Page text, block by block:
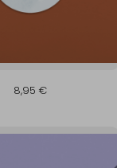
8,95 €